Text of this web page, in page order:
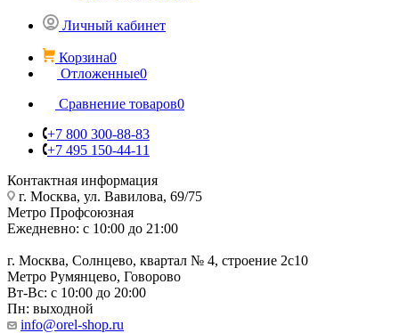
Личный кабинет
Корзина0
Отложенные0
Сравнение товаров0
+7 800 300-88-83
+7 495 150-44-11
Контактная информация
г. Москва, ул. Вавилова, 69/75
Метро Профсоюзная
Ежедневно: с 10:00 до 21:00
г. Москва, Солнцево, квартал № 4, строение 2с10
Метро Румянцево, Говорово
Вт-Вс: с 10:00 до 20:00
Пн: выходной
info@orel-shop.ru